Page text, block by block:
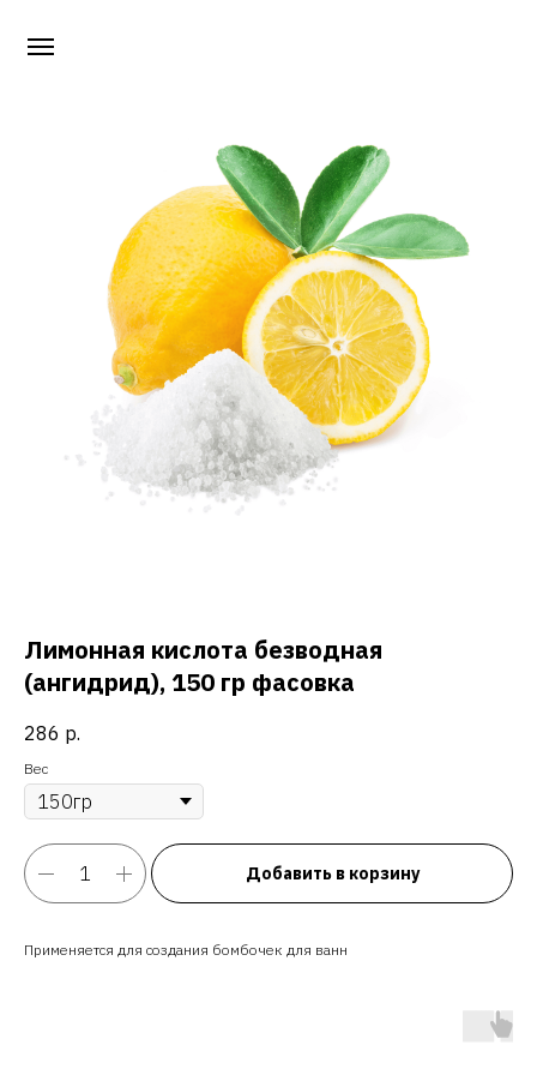
Лимонная кислота безводная
(ангидрид), 150 гр фасовка
286 р.
Вес
Добавить в корзину
Применяется для создания бомбочек для ванн